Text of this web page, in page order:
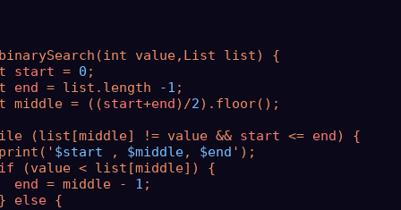
(int value,List list)
{
start = 0 ;
end = list.length -1 ;
middle =
((start+end) /2) .floor() ;
(list[middle] != value && start <= end)
{
( ' $start , $middle, $end ' ) ;
(value < list[middle] )
{
end = middle - 1 ;
else {